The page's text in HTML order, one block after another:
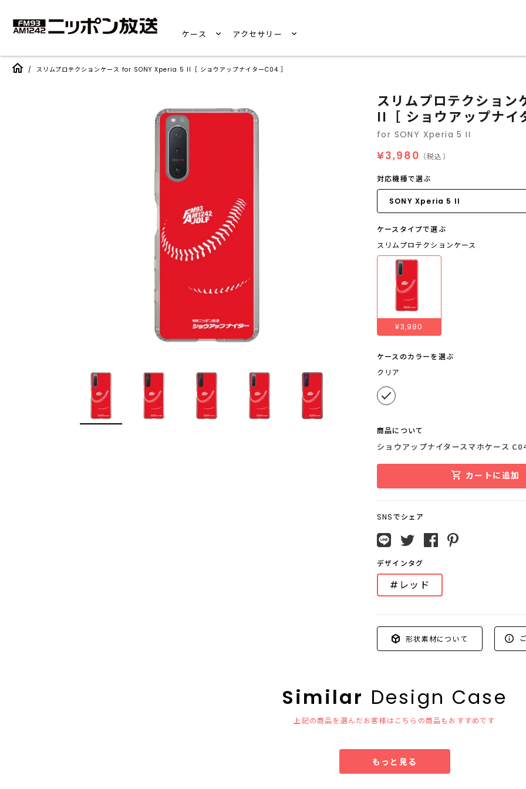
ケース アクセサリー
/ スリムプロテクションケース for SONY Xperia 5 II［ ショウアップナイターC04 ］
スリムプロテクショ
II［ ショウアップナ
for SONY Xperia 5 II
¥3,980 （税込）
対応機種で選ぶ
ケースタイプで選ぶ
スリムプロテクションケース
¥3,980
ケースのカラーを選ぶ
クリア
商品について
ショウアップナイタースマホケース
カートに追加
SNSでシェア
デザインタグ
#レッド
形状素材について
Similar Design Case
上記の商品を選んだお客様はこちらの商品もおすすめです
もっと見る